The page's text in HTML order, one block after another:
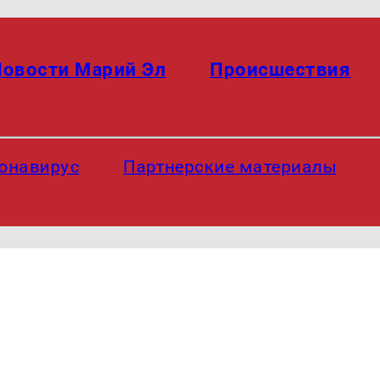
Марий Эл Происшествия
Партнерские материалы